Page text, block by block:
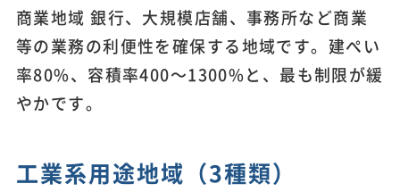
商業地域 銀行、大規模店舗、事務所など商業
等の業務の利便性を確保する地域です。建ぺい
率80%、容積率400～1300%と、最も制限が緩
やかです。
工業系用途地域（3種類）